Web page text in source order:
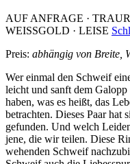
AUF ANFRAGE ·
WEISSGOLD · LEISE
Preis: abhängig von Breite,
Wer einmal den Schweif
leicht und sanft dem
haben, was es heißt, das
betrachten. Dieses Paar hat
gefunden. Und welch
jene, die wir teilen. Diese
wehenden Schweif